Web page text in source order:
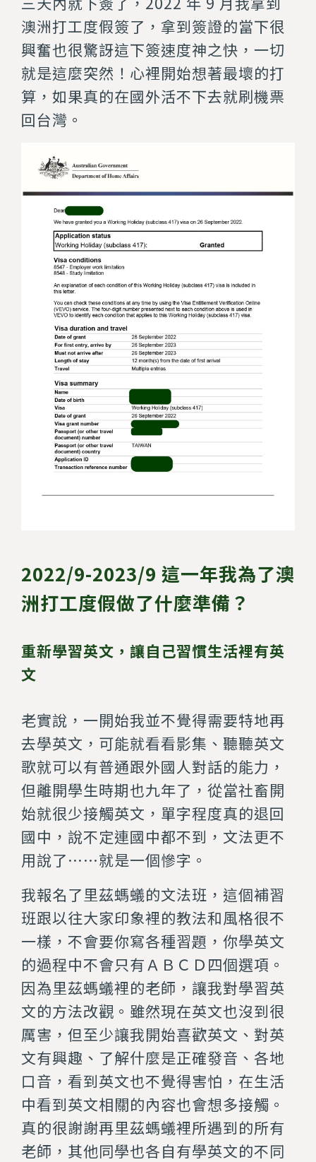
澳洲打工度假簽了，拿到簽證的當下很
興奮也很驚訝這下簽速度神之快，一切
就是這麼突然！心裡開始想著最壞的打
算，如果真的在國外活不下去就刷機票
回台灣。
2022/9-2023/9 這一年我為了澳
洲打工度假做了什麼準備？
重新學習英文，讓自己習慣生活裡有英
文
老實說，一開始我並不覺得需要特地再
去學英文，可能就看看影集、聽聽英文
歌就可以有普通跟外國人對話的能力，
但離開學生時期也九年了，從當社畜開
始就很少接觸英文，單字程度真的退回
國中，說不定連國中都不到，文法更不
用說了⋯⋯就是一個慘字。
我報名了里茲螞蟻的文法班，這個補習
班跟以往大家印象裡的教法和風格很不
一樣，不會要你寫各種習題，你學英文
的過程中不會只有ＡＢＣＤ四個選項。
因為里茲螞蟻裡的老師，讓我對學習英
文的方法改觀。雖然現在英文也沒到很
厲害，但至少讓我開始喜歡英文、 對英
文有興趣 、了解什麼是正確發音、各地
口音 ，看到英文也不覺得害怕，在生活
中看到英文相關的內容也會想多接觸。
真的很謝謝再里茲螞蟻裡所遇到的所有
老師，其他同學也各自有學英文的不同